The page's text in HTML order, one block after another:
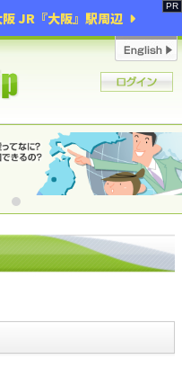
JR『大阪』駅周辺